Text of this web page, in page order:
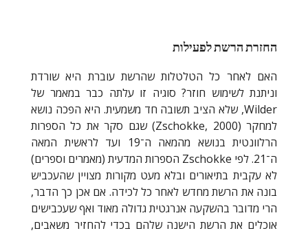
החזרת הרשת לפעילות
האם לאחר כל הטלטלות שהרשת עוברת היא שורדת
וניתנת לשימוש חוזר? סוגיה זו עלתה כבר במאמר של
Wilder, שלא הציב תשובה חד משמעית. היא הפכה נושא
למחקר (Zschokke, 2000) שגם סקר את כל הספרות
הרלוונטית בנושא מהמאה ה־19 ועד לראשית המאה
ה־21. לפי
Zschokke הספרות המדעית (מאמרים וספרים)
לא עקבית בתיאורים ובלא מעט מקורות מצויין שהעכביש
בונה את הרשת מחדש לאחר כל לכידה. אם אכן כך הדבר,
הרי מדובר בהשקעה אנרגטית גדולה מאוד ואף שעכבישים
אוכלים את הרשת הישנה שלהם בכדי להחזיר משאבים,